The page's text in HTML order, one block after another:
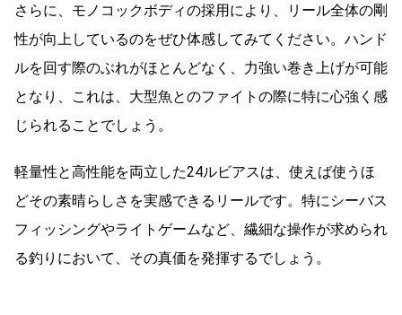
さらに、モノコックボディの採用により、リール全体の剛
性が向上しているのをぜひ体感してみてください。ハンド
ルを回す際のぶれがほとんどなく、力強い巻き上げが可能
となり、これは、大型魚とのファイトの際に特に心強く感
じられることでしょう。
軽量性と高性能を両立した24ルビアスは、使えば使うほ
どその素晴らしさを実感できるリールです。特にシーバス
フィッシングやライトゲームなど、繊細な操作が求められ
る釣りにおいて、その真価を発揮するでしょう。